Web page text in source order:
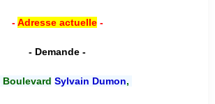
-Adresse actuelle-
- Demande -
Boulevard Sylvain Dumon,